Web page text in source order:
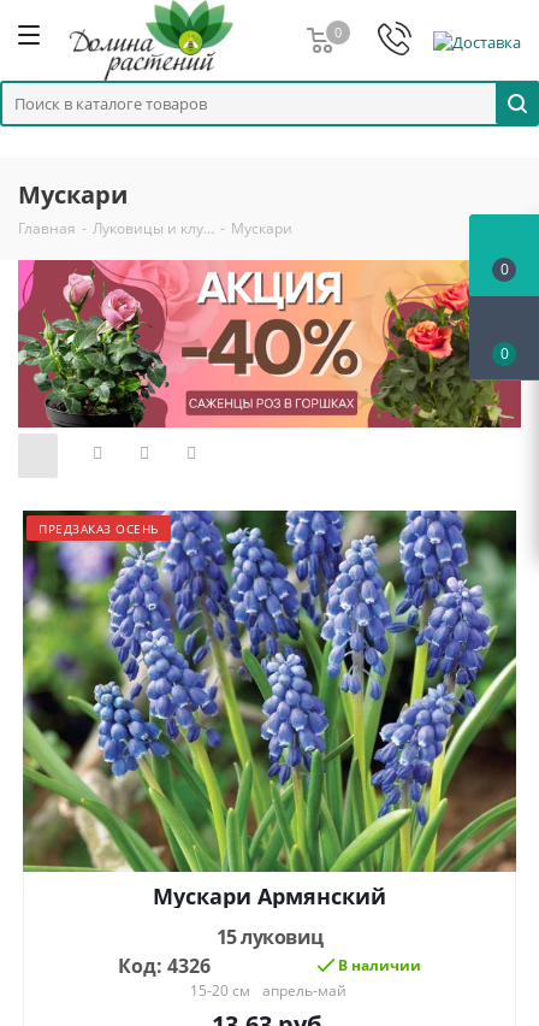
0
Мускари
Главная - Луковицы и клу… - Мускари
ПРЕДЗАКАЗ ОСЕНЬ
Мускари Армянский
15 луковиц
Код: 4326
В наличии
15-20 см
апрель-май
0
0